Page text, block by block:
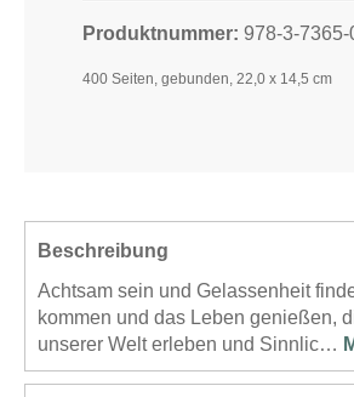
Produktnummer: 978-3-7365-
400 Seiten, gebunden, 22,0 x 14,5 cm
Beschreibung
Achtsam sein und Gelassenheit
kommen und das Leben genießen,
unserer Welt erleben und Sinnlic…